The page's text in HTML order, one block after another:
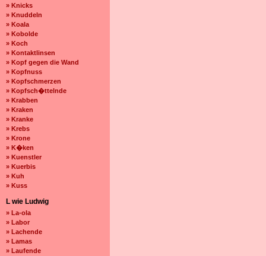
» Knicks
» Knuddeln
» Koala
» Kobolde
» Koch
» Kontaktlinsen
» Kopf gegen die Wand
» Kopfnuss
» Kopfschmerzen
» Kopfsch�ttelnde
» Krabben
» Kraken
» Kranke
» Krebs
» Krone
» K�ken
» Kuenstler
» Kuerbis
» Kuh
» Kuss
L wie Ludwig
» La-ola
» Labor
» Lachende
» Lamas
» Laufende